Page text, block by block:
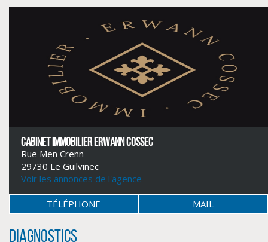
CLIQUER ICI POUR AGRANDIR
CABINET IMMOBILIER ERWANN COSSEC
Rue Men Crenn
29730 Le Guilvinec
Voir les annonces de l'agence
TÉLÉPHONE MAIL
Diagnostics